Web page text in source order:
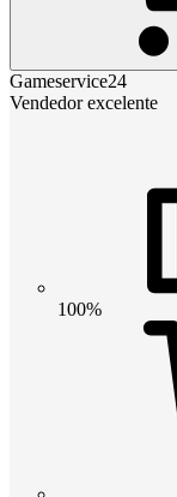
Gameservice24
Vendedor excelente
100%